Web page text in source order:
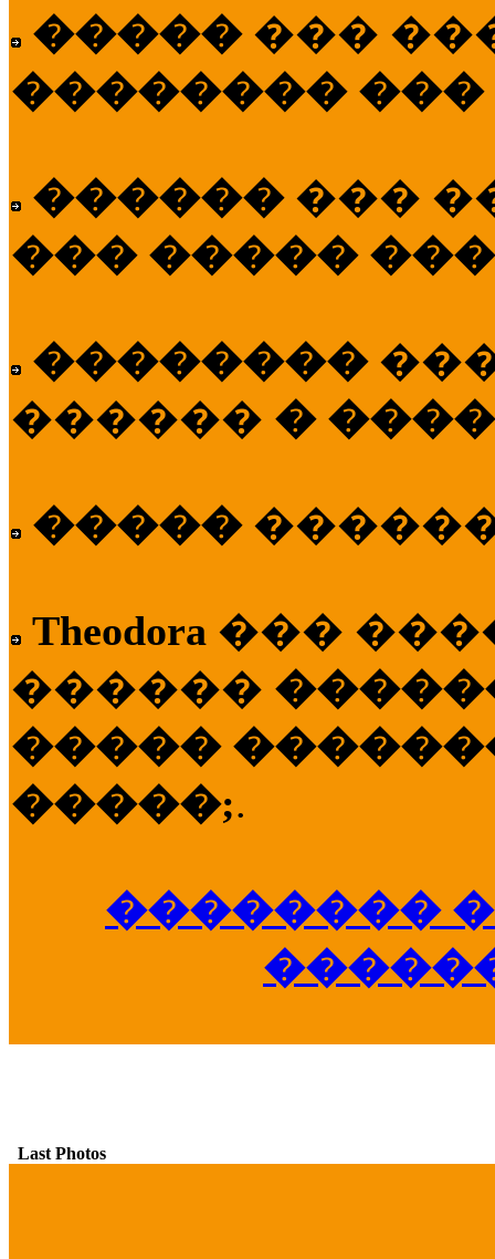
����� ���
�������� ���
������ ���
��� �����
��������
������ �
�����
Theodora ���
������
�����
�����;.
��������
Last Photos